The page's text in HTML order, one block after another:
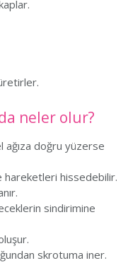
neler olur?
doğru yüzerse
hareketleri hissedebilir.
sindirimine
skrotuma iner.